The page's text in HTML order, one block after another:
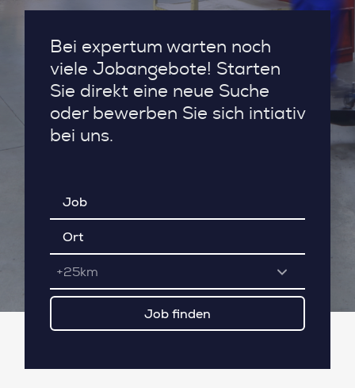
Bei expertum warten noch
viele Jobangebote! Starten
Sie direkt eine neue Suche
oder bewerben Sie sich intiativ
bei uns.
+25km